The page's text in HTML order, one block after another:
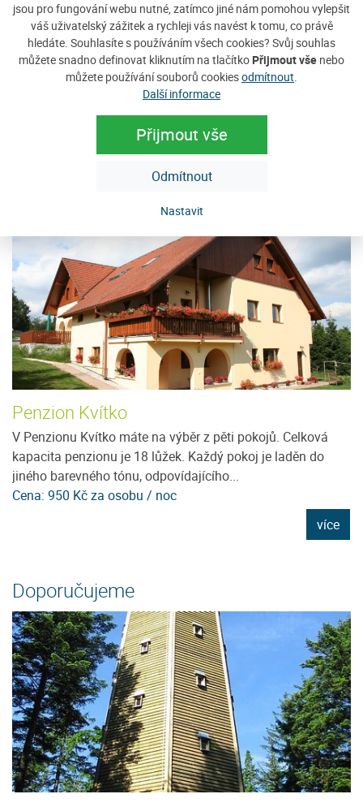
jsou pro fungování webu nutné, zatímco jiné nám pomohou vylepšit
váš uživatelský zážitek a rychleji vás navést k tomu, co právě
hledáte. Souhlasíte s používáním všech cookies? Svůj souhlas
můžete snadno definovat kliknutím na tlačítko Přijmout vše nebo
můžete používání souborů cookiesodmítnout.
Další informace
Přijmout vše
Odmítnout
Nastavit
Sháníte ubytování na Javorníku?
Vyplnit poptávku
Zobrazit nabídku
Penzion Kvítko
V Penzionu Kvítko máte na výběr z pěti pokojů. Celková
kapacita penzionu je 18 lůžek. Každý pokoj je laděn do
jiného barevného tónu, odpovídajícího...
Cena: 950 Kč za osobu / noc
více
Doporučujeme